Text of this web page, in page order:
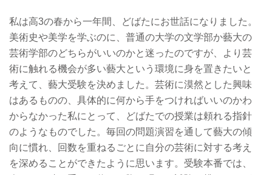
私は高3の春から一年間、どばたにお世話になりました。
美術史や美学を学ぶのに、普通の大学の文学部か藝大の
芸術学部のどちらがいいのかと迷ったのですが、より芸
術に触れる機会が多い藝大という環境に身を置きたいと
考えて、藝大受験を決めました。芸術に漠然とした興味
はあるものの、具体的に何から手をつければいいのかわ
からなかった私にとって、どばたでの授業は頼れる指針
のようなものでした。毎回の問題演習を通して藝大の傾
向に慣れ、回数を重ねるごとに自分の芸術に対する考え
を深めることができたように思います。受験本番では、